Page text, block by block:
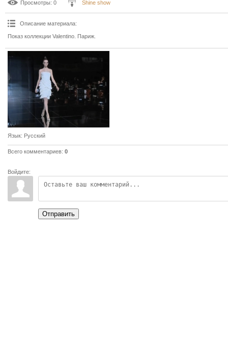
Просмотры: 0 Shine show
Описание материала:
Показ коллекции Valentino. Париж.
Язык: Русский
Всего комментариев: 0
Войдите:
Отправить